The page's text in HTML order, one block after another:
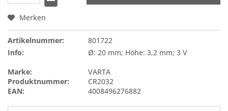
Merken
Artikelnummer:
801722
Info:
Ø: 20 mm; Höhe: 3,2 mm; 3 V
Marke:
VARTA
Produktnummer:
CR2032
EAN:
4008496276882